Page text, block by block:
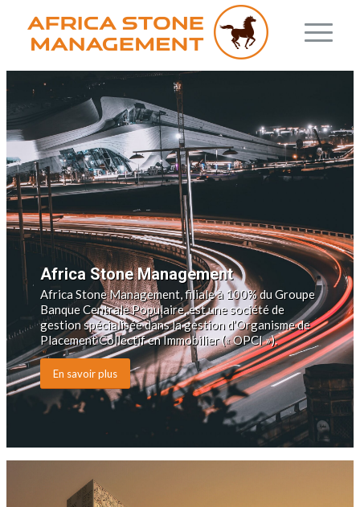
Africa Stone Management
Africa Stone Management, filiale à 100% du Groupe
Banque Centrale Populaire, est une société de
gestion spécialisée dans la gestion d’Organisme de
Placement Collectif en Immobilier (« OPCI »).
En savoir plus